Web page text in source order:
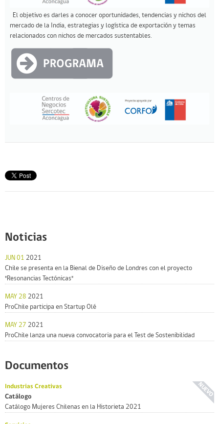
El objetivo es darles a conocer oportunidades, tendencias y nichos del
mercado de la India, estrategias y logística de exportación y temas
relacionados con nichos de mercados sustentables.
Noticias
JUN 01 2021
Chile se presenta en la Bienal de Diseño de Londres con el proyecto
"Resonancias Tectónicas"
MAY 28 2021
ProChile participa en Startup Olé
MAY 27 2021
ProChile lanza una nueva convocatoria para el Test de Sostenibilidad
Documentos
Industrias Creativas
Catálogo
Catálogo Mujeres Chilenas en la Historieta 2021